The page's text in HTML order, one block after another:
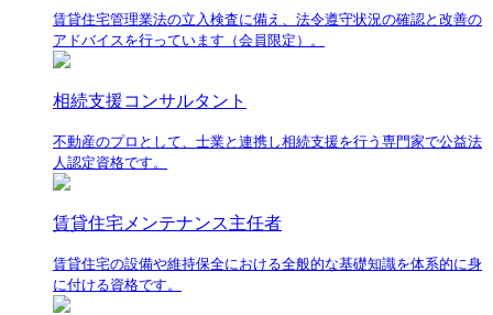
賃貸住宅管理業法の立入検査に備え、法令遵守状況の確認と改善の
アドバイスを行っています（会員限定）。
相続支援コンサルタント
不動産のプロとして、士業と連携し相続支援を行う専門家で公益法
人認定資格です。
賃貸住宅メンテナンス主任者
賃貸住宅の設備や維持保全における全般的な基礎知識を体系的に身
に付ける資格です。